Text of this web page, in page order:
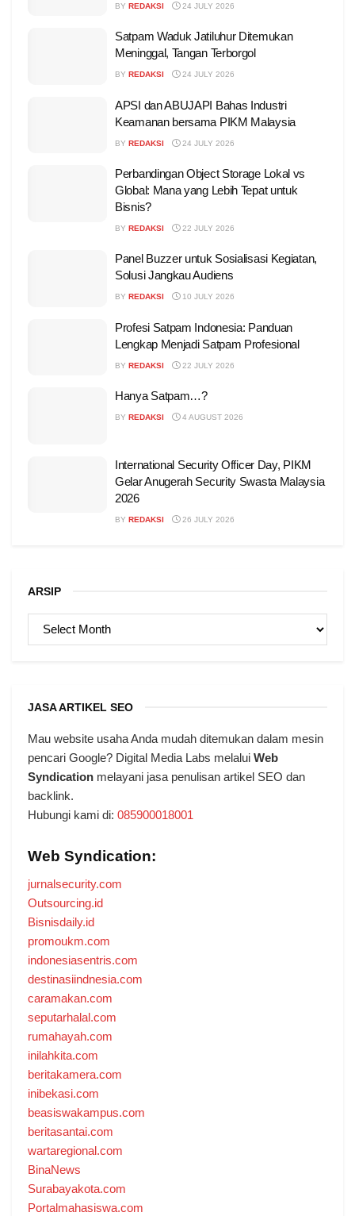
BY REDAKSI 24 JULY 2026
Satpam Waduk Jatiluhur Ditemukan
Meninggal, Tangan Terborgol
BY REDAKSI 24 JULY 2026
APSI dan ABUJAPI Bahas Industri
Keamanan bersama PIKM Malaysia
BY REDAKSI 24 JULY 2026
Perbandingan Object Storage Lokal vs
Global: Mana yang Lebih Tepat untuk
Bisnis?
BY REDAKSI 22 JULY 2026
Panel Buzzer untuk Sosialisasi Kegiatan,
Solusi Jangkau Audiens
BY REDAKSI 10 JULY 2026
Profesi Satpam Indonesia: Panduan
Lengkap Menjadi Satpam Profesional
BY REDAKSI 22 JULY 2026
Hanya Satpam…?
BY REDAKSI 4 AUGUST 2026
International Security Officer Day, PIKM
Gelar Anugerah Security Swasta Malaysia
2026
BY REDAKSI 26 JULY 2026
ARSIP
ARSIP
JASA ARTIKEL SEO
Mau website usaha Anda mudah ditemukan dalam mesin
pencari Google? Digital Media Labs melalui Web
Syndication melayani jasa penulisan artikel SEO dan
backlink.
Hubungi kami di: 085900018001
Web Syndication:
jurnalsecurity.com
Outsourcing.id
Bisnisdaily.id
promoukm.com
indonesiasentris.com
destinasiindnesia.com
caramakan.com
seputarhalal.com
rumahayah.com
inilahkita.com
beritakamera.com
inibekasi.com
beasiswakampus.com
beritasantai.com
wartaregional.com
BinaNews
Surabayakota.com
Portalmahasiswa.com